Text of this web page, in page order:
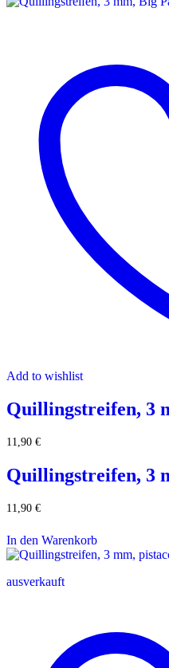
Add to wishlist
Quillingstreifen, 3
11,90 €
Quillingstreifen, 3
11,90 €
In den Warenkorb
ausverkauft